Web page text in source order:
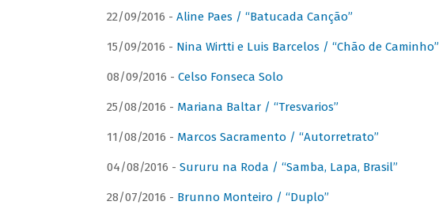
22/09/2016 - Aline Paes / “Batucada Canção”
15/09/2016 - Nina Wirtti e Luis Barcelos / “Chão de Caminho”
08/09/2016 - Celso Fonseca Solo
25/08/2016 - Mariana Baltar / “Tresvarios”
11/08/2016 - Marcos Sacramento / “Autorretrato”
04/08/2016 - Sururu na Roda / “Samba, Lapa, Brasil”
28/07/2016 - Brunno Monteiro / “Duplo”